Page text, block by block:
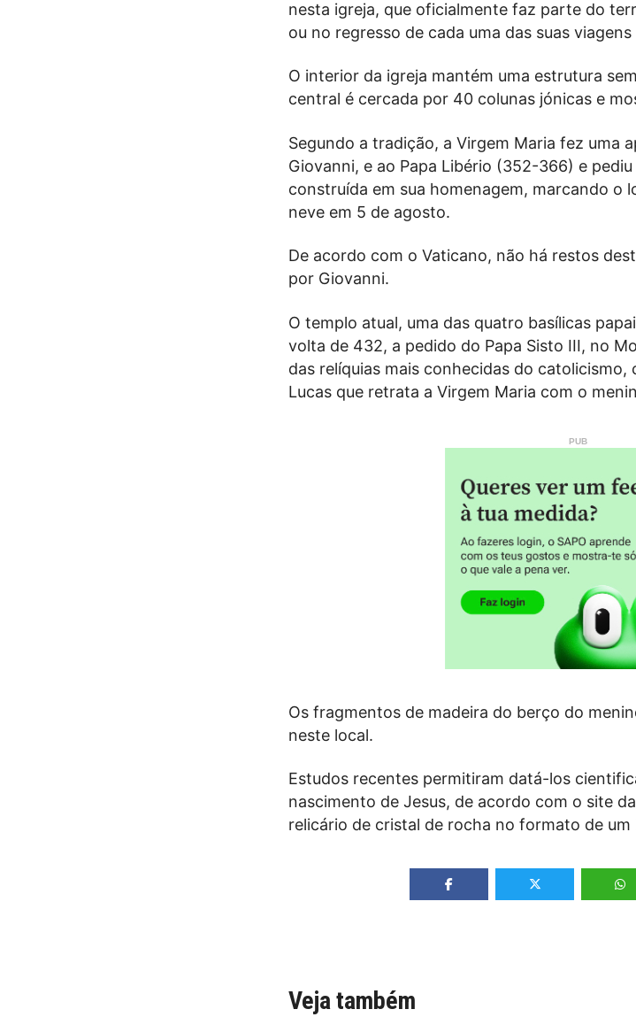
nesta igreja, que oficialmente faz parte do
ou no regresso de cada uma das suas
O interior da igreja mantém uma estrutura
central é cercada por 40 colunas jónicas e
Segundo a tradição, a Virgem Maria fez uma
Giovanni, e ao Papa Libério (352-366) e
construída em sua homenagem, marcando o
neve em 5 de agosto.
De acordo com o Vaticano, não há restos
por Giovanni.
O templo atual, uma das quatro basílicas
volta de 432, a pedido do Papa Sisto III, no
das relíquias mais conhecidas do
Lucas que retrata a Virgem Maria com o
Os fragmentos de madeira do berço do
neste local.
Estudos recentes permitiram datá-los
nascimento de Jesus, de acordo com o site
relicário de cristal de rocha no formato de um
Veja também